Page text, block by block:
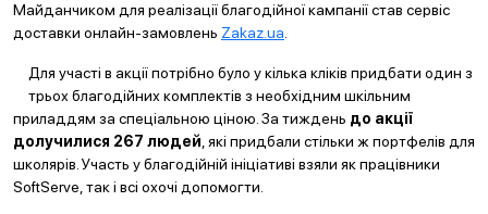
Майданчиком для реалізації благодійної кампанії став сервіс
доставки онлайн-замовлень Zakaz.ua
Для участі в акції потрібно було у кілька кліків придбати один з
трьох благодійних комплектів з необхідним шкільним
приладдям за спеціальною ціною. За тиждень до акції
долучилися 267 людей , які придбали стільки ж портфелів для
школярів. Участь у благодійній ініціативі взяли як працівники
SoftServe, так і всі охочі допомогти.